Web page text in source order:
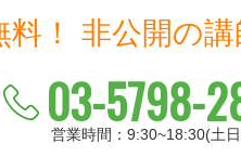
料！ 非公開の講
03-5798-
営業時間：9:30~18:30(土